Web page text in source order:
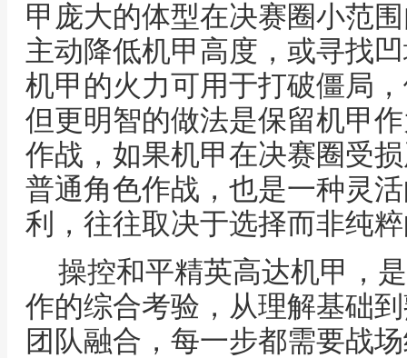
甲庞大的体型在决赛圈小范
主动降低机甲高度，或寻找
机甲的火力可用于打破僵局
但更明智的做法是保留机甲
作战，如果机甲在决赛圈受
普通角色作战，也是一种灵
利，往往取决于选择而非纯
操控和平精英高达机甲，
作的综合考验，从理解基础
团队融合，每一步都需要战